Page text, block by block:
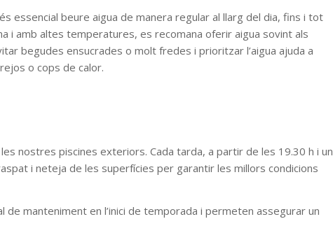
essencial beure aigua de manera regular al llarg del dia, fins i tot
i amb altes temperatures, es recomana oferir aigua sovint als
begudes ensucrades o molt fredes i prioritzar l’aigua ajuda a
o cops de calor.
nostres piscines exteriors. Cada tarda, a partir de les 19.30 h i un
i neteja de les superfícies per garantir les millors condicions
manteniment en l’inici de temporada i permeten assegurar un